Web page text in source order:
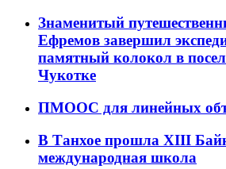
Знаменитый
Ефремов завершил
памятный колокол в
Чукотке
ПМООС для линейных
В Танхое прошла XIII
международная школа